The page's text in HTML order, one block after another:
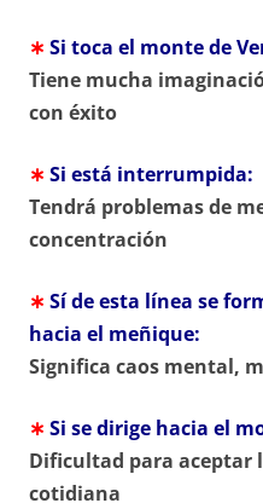
∗ Si toca el monte de
Tiene mucha
con éxito
∗ Si está interrumpida:
Tendrá problemas de
concentración
∗ Sí de esta línea se
hacia el meñique:
Significa caos mental,
∗ Si se dirige hacia el
Dificultad para aceptar
cotidiana